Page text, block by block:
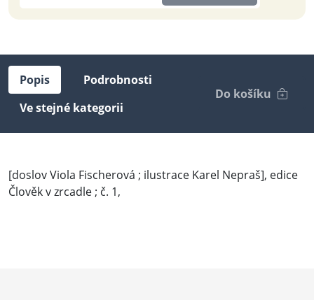
Popis
Podrobnosti
Ve stejné kategorii
Do košíku
[doslov Viola Fischerová ; ilustrace Karel Nepraš], edice
Člověk v zrcadle ; č. 1,